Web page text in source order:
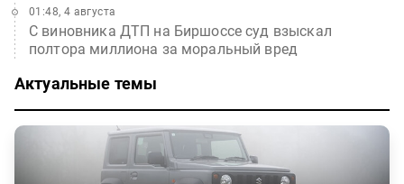
С виновника ДТП на Биршоссе суд взыскал
полтора миллиона за моральный вред
01:48, 4 августа
Актуальные темы